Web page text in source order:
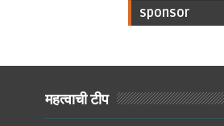
sponsor
महत्वाची टीप